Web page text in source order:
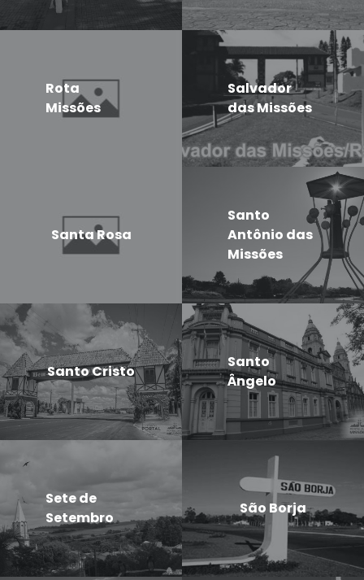
Rota
Missões
Salvador
das Missões
Santa Rosa
Santo
Antônio das
Missões
Santo Cristo
Santo
Ângelo
Sete de
Setembro
São Borja